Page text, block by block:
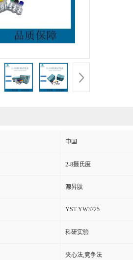
中国
2-8摄氏度
源昇肽
YST-YW3725
科研实验
夹心法,竞争法